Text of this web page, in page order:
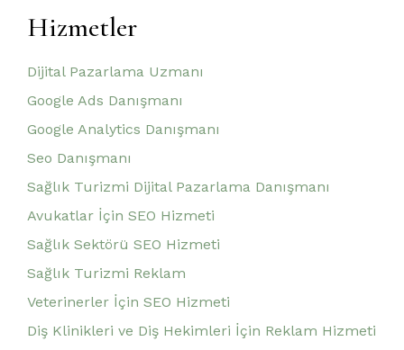
Hizmetler
Dijital Pazarlama Uzmanı
Google Ads Danışmanı
Google Analytics Danışmanı
Seo Danışmanı
Sağlık Turizmi Dijital Pazarlama Danışmanı
Avukatlar İçin SEO Hizmeti
Sağlık Sektörü SEO Hizmeti
Sağlık Turizmi Reklam
Veterinerler İçin SEO Hizmeti
Diş Klinikleri ve Diş Hekimleri İçin Reklam Hizmeti